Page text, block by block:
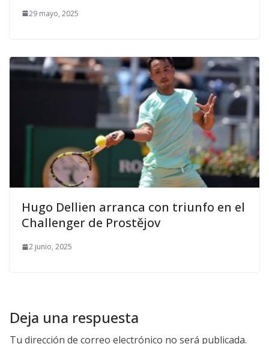
29 mayo, 2025
Hugo Dellien arranca con triunfo en el
Challenger de Prostějov
2 junio, 2025
Deja una respuesta
Tu dirección de correo electrónico no será publicada.